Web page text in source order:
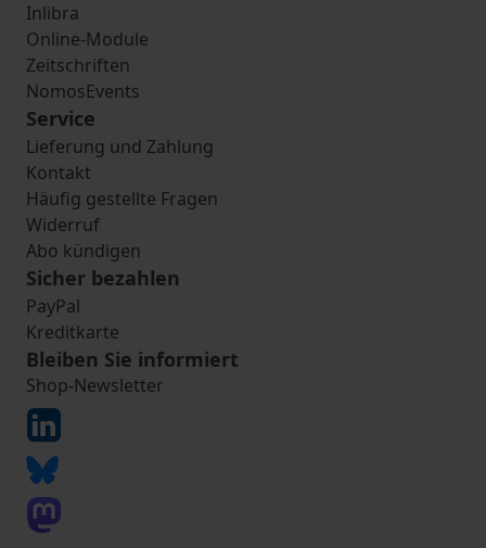
Inlibra
Online-Module
Zeitschriften
NomosEvents
Service
Lieferung und Zahlung
Kontakt
Häufig gestellte Fragen
Widerruf
Abo kündigen
Sicher bezahlen
PayPal
Kreditkarte
Bleiben Sie informiert
Shop-Newsletter